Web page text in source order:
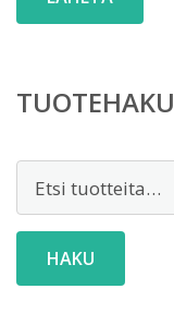
TUOTEHAKU
HAKU